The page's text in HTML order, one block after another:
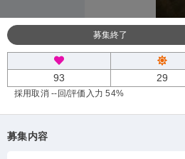
募集終了
93 29
採用取消 --回/評価入力 54%
募集内容